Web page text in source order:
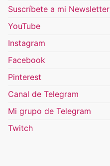
Suscríbete a mi Newsletter
YouTube
Instagram
Facebook
Pinterest
Canal de Telegram
Mi grupo de Telegram
Twitch